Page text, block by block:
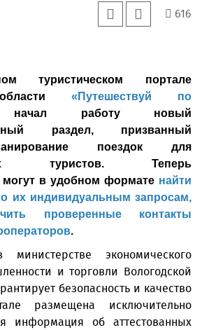
616
туристическом портале
области «Путешествуй по
работу новый
раздел, призванный
поездок для
туристов. Теперь
могут в удобном формате найти
их индивидуальным запросам,
проверенные контакты
.
экономического
и торговли Вологодской
безопасность и качество
размещена исключительно
информация об аттестованных